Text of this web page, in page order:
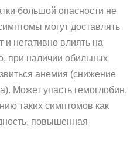
большой опасности не
могут доставлять
негативно влиять на
при наличии обильных
анемия (снижение
Может упасть гемоглобин.
таких симптомов как
повышенная